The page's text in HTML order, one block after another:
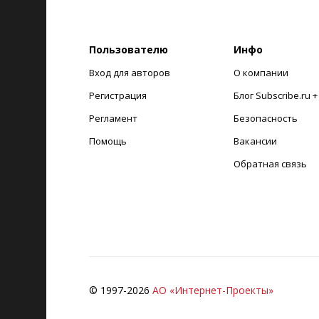
Пользователю
Вход для авторов
Регистрация
Регламент
Помощь
Инфо
О компании
Блог Subscribe.ru +
Безопасность
Вакансии
Обратная связь
© 1997-2026 АО «Интернет-Проекты»